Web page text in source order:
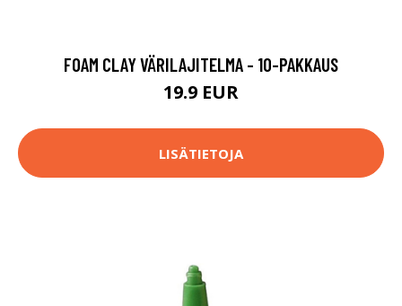
FOAM CLAY VÄRILAJITELMA - 10-PAKKAUS
19.9 EUR
LISÄTIETOJA